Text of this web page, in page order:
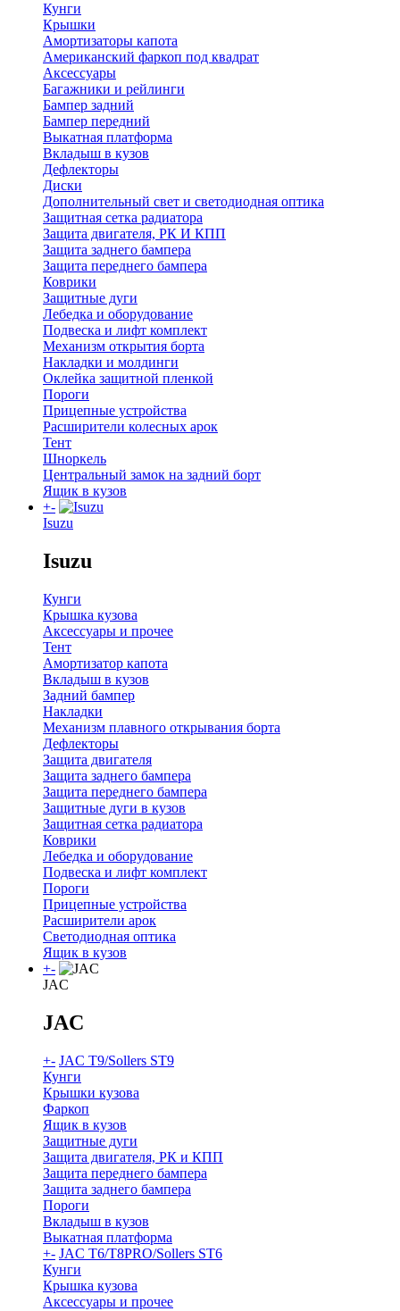
Кунги
Крышки
Амортизаторы капота
Американский фаркоп под квадрат
Аксессуары
Багажники и рейлинги
Бампер задний
Бампер передний
Выкатная платформа
Вкладыш в кузов
Дефлекторы
Диски
Дополнительный свет и светодиодная оптика
Защитная сетка радиатора
Защита двигателя, РК И КПП
Защита заднего бампера
Защита переднего бампера
Коврики
Защитные дуги
Лебедка и оборудование
Подвеска и лифт комплект
Механизм открытия борта
Накладки и молдинги
Оклейка защитной пленкой
Пороги
Прицепные устройства
Расширители колесных арок
Тент
Шноркель
Центральный замок на задний борт
Ящик в кузов
+-
Isuzu
Isuzu
Кунги
Крышка кузова
Аксессуары и прочее
Тент
Амортизатор капота
Вкладыш в кузов
Задний бампер
Накладки
Механизм плавного открывания борта
Дефлекторы
Защита двигателя
Защита заднего бампера
Защита переднего бампера
Защитные дуги в кузов
Защитная сетка радиатора
Коврики
Лебедка и оборудование
Подвеска и лифт комплект
Пороги
Прицепные устройства
Расширители арок
Светодиодная оптика
Ящик в кузов
+-
JAC
JAC
+- JAC T9/Sollers ST9
Кунги
Крышки кузова
Фаркоп
Ящик в кузов
Защитные дуги
Защита двигателя, РК и КПП
Защита переднего бампера
Защита заднего бампера
Пороги
Вкладыш в кузов
Выкатная платформа
+- JAC T6/T8PRO/Sollers ST6
Кунги
Крышка кузова
Аксессуары и прочее